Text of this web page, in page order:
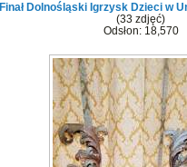
Finał Dolnośląski Igrzysk Dzieci w
(33 zdjęć)
Odsłon: 18,570